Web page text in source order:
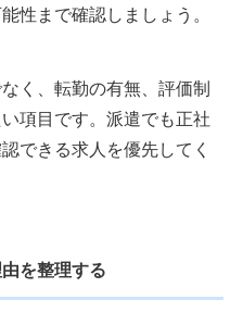
性まで確認しましょう。
く、転勤の有無、評価制
項目です。派遣でも正社
できる求人を優先してく
を整理する